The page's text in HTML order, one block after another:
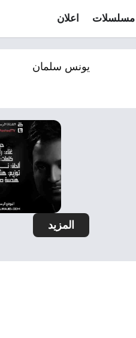
مسلسلات اعلان
يونس سلمان
المزيد